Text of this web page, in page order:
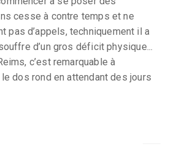
cesse à contre temps et ne
pas d’appels, techniquement il a
d’un gros déficit physique...
c’est remarquable à
le dos rond en attendant des jours